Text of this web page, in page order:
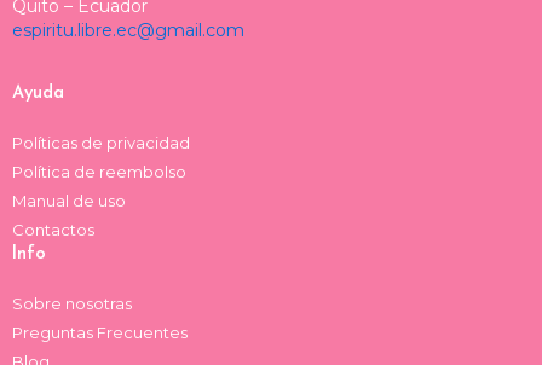
a
g
a
o
k
d
Quito – Ecuador
espiritu.libre.ec@gmail.com
Ayuda
Políticas de privacidad
Política de reembolso
Manual de uso
Contactos
Info
Sobre nosotras
Preguntas Frecuentes